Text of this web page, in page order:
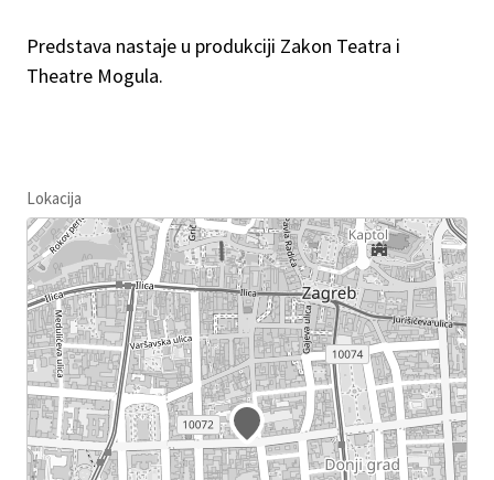
Predstava nastaje u produkciji Zakon Teatra i
Theatre Mogula.
Lokacija